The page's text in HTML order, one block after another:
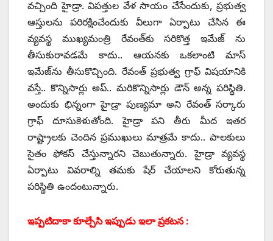
వచ్చింది హైడ్రా. విపత్తుల వేళ సాయం చేసేందుకు, ప్రభుత్వ
ఆస్తులను పరిరక్షించేందుకు వీలుగా ఏర్పాటు చేసిన ఈ
వ్యవస్థ ముఖ్యమంత్రి రేవంత్‌కు సరికొత్త ఇమేజ్‌ ‌ను
తీసుకురావడమే కాదు.. ఆయనకు ఒకలాంటి మాస్‌
ఇమేజ్‌ను తీసుకొచ్చింది. రేవంత్‌ ‌ప్రభుత్వ గ్రాఫ్‌ ‌విషయానికి
వస్తే.. కొన్నిసార్లు అప్‌.. ‌మరికొన్నిసార్లు డౌన్‌ అన్న పరిస్థితి.
అందుకు భిన్నంగా హైడ్రా పుణ్యమా అని రేవంత్‌ ‌సర్కారు
గ్రాఫ్‌ ‌దూసుకెళుతోంది. హైడ్రా పని తీరు మీద ఇతర
రాష్ట్రాలకు చెందిన ప్రముఖులు మాత్రమే కాదు.. పాలకులు
సైతం ఫోకస్‌ ‌చేస్తున్నారని చెబుతున్నారు. హైడ్రా వ్యవస్థ
ఏర్పాటు వివరాల్ని తమకు షేర్‌ ‌చేయాలని కోరుతున్న
పరిస్థితి ఉందంటున్నారు.
ఇప్పటిదాకా కూల్చేసి ఇప్పుడు ఇలా ప్రకటన :